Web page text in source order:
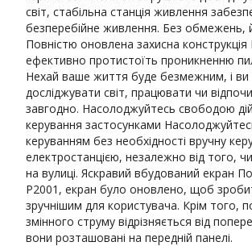
світ, стабільна станція живлення
безперебійне живлення. Без обмежень,
Повністю оновлена ​​захисна конструкція
ефективно протистоїть проникненню
Нехай ваше життя буде безмежним, і ви
досліджувати світ, працювати чи
завгодно. Насолоджуйтесь свободою
керування застосунками
керуванням без необхідності вручну
електростанцією, незалежно від того,
на вулиці. Яскравий вбудований екран
P2001, екран було оновлено, щоб
зручнішим для користувача. Крім того,
змінного струму відрізняється від
вони розташовані на передній панелі.